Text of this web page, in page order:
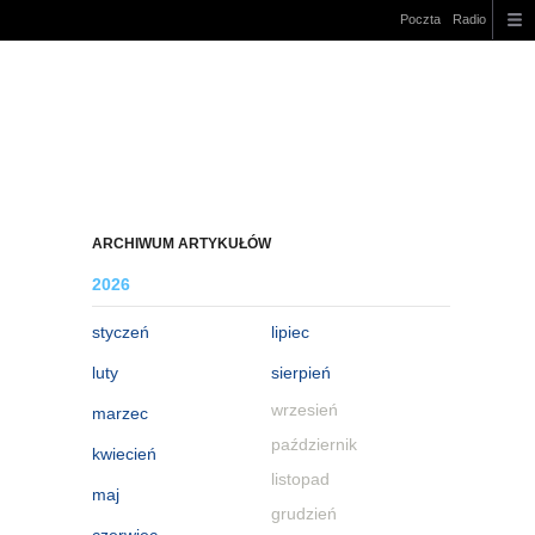
Poczta Radio
ARCHIWUM ARTYKUŁÓW
2026
styczeń
luty
marzec
kwiecień
maj
lipiec
sierpień
wrzesień
październik
listopad
grudzień